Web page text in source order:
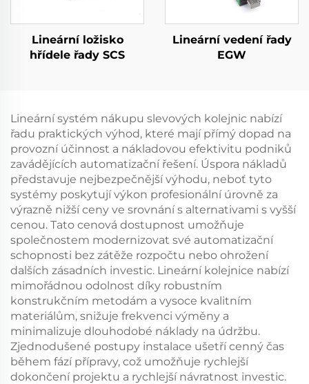
Lineární ložisko
hřídele řady SCS
Lineární vedení řady
EGW
Lineární systém nákupu slevových kolejnic nabízí
řadu praktických výhod, které mají přímý dopad na
provozní účinnost a nákladovou efektivitu podniků
zavádějících automatizační řešení. Úspora nákladů
představuje nejbezpečnější výhodu, neboť tyto
systémy poskytují výkon profesionální úrovně za
výrazně nižší ceny ve srovnání s alternativami s vyšší
cenou. Tato cenová dostupnost umožňuje
společnostem modernizovat své automatizační
schopnosti bez zátěže rozpočtu nebo ohrožení
dalších zásadních investic. Lineární kolejnice nabízí
mimořádnou odolnost díky robustním
konstrukčním metodám a vysoce kvalitním
materiálům, snižuje frekvenci výměny a
minimalizuje dlouhodobé náklady na údržbu.
Zjednodušené postupy instalace ušetří cenný čas
během fází přípravy, což umožňuje rychlejší
dokončení projektu a rychlejší návratnost investic.